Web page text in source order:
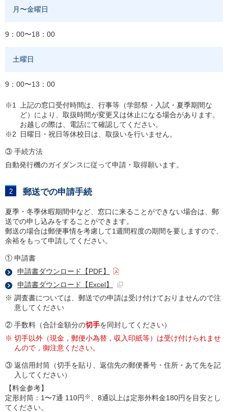
月〜金曜日
9：00〜18：00
土曜日
9：00〜13：00
※1
上記の窓口受付時間は、行事等（学部祭・入試・夏季期間な
ど）により、取扱時間が変更又は休止になる場合があります。
お越しの際は、電話にて確認してください。
※2
日曜日・祝日等休校日は、取扱いを行いません。
③ 手続方法
自動発行機のガイダンスに従って申請・取得願います。
郵送での申請手続
夏季・冬季休暇期間中など、窓口に来ることができない場合は、郵
送での申し込みをすることができます。
郵送の場合は郵便事情を考慮して1週間程度の期間を要しますので、
余裕をもって申請してください。
① 申請書
申請書ダウンロード【PDF】
申請書ダウンロード【Excel】
※ 調査書については、郵送での申請は受け付けておりませんので注
意してください
② 手数料（合計金額分の切手を同封してください）
※ 切手以外（現金，郵便小為替，収入印紙等）は受け付けられませ
んので，御注意ください。
③ 返信用封筒（切手を貼り、返信先の郵便番号・住所・あて先を記
入してください）
【料金参考】
定形封筒：1〜7通 110円 ※
、8通以上は定形外料金180円を目安とし
てください。